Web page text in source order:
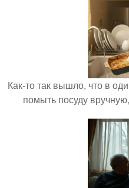
Как-то так вышло, что в
помыть посуду